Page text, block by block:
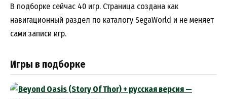
В подборке сейчас 40 игр. Страница создана как
навигационный раздел по каталогу SegaWorld и не меняет
сами записи игр.
Игры в подборке